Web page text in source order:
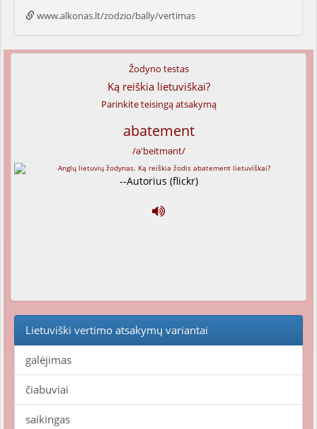
www.alkonas.lt/zodzio/bally/vertimas
Žodyno testas
Ką reiškia lietuviškai?
Parinkite teisingą atsakymą
abatement
/ə'beitmənt/
--Autorius (flickr)
Lietuviški vertimo atsakymų variantai
galėjimas
čiabuviai
saikingas